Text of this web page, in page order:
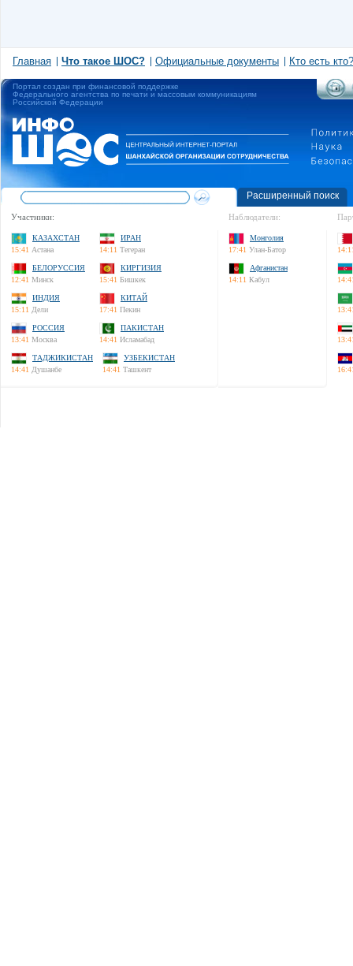
Главная Что такое ШОС? Официальные документы Кто есть кто?
Портал создан при финансовой поддержке
Федерального агентства по печати и массовым коммуникациям
Российской Федерации
Расширенный поиск
Участники:
КАЗАХСТАН
15:41 Астана
ИРАН
14:11 Тегеран
БЕЛОРУССИЯ
12:41 Минск
КИРГИЗИЯ
15:41 Бишкек
ИНДИЯ
15:11 Дели
КИТАЙ
17:41 Пекин
РОССИЯ
13:41 Москва
ПАКИСТАН
14:41 Исламабад
ТАДЖИКИСТАН
14:41 Душанбе
УЗБЕКИСТАН
14:41 Ташкент
Наблюдатели:
Монголия
17:41 Улан-Батор
Афганистан
14:11 Кабул